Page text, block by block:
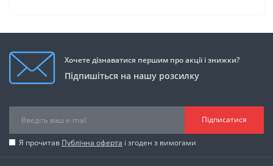
Хочете дізнаватися першим про акції і знижки?
Підпишіться на нашу розсилку
Підписатися
Я прочитав Публічна оферта і згоден з вимогами